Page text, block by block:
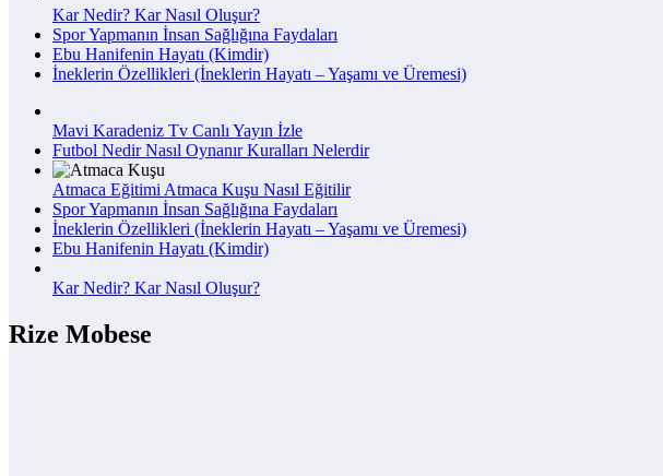
Kar Nedir? Kar Nasıl Oluşur?
Spor Yapmanın İnsan Sağlığına Faydaları
Ebu Hanifenin Hayatı (Kimdir)
İneklerin Özellikleri (İneklerin Hayatı – Yaşamı ve Üremesi)
Mavi Karadeniz Tv Canlı Yayın İzle
Futbol Nedir Nasıl Oynanır Kuralları Nelerdir
Atmaca Eğitimi Atmaca Kuşu Nasıl Eğitilir
Spor Yapmanın İnsan Sağlığına Faydaları
İneklerin Özellikleri (İneklerin Hayatı – Yaşamı ve Üremesi)
Ebu Hanifenin Hayatı (Kimdir)
Kar Nedir? Kar Nasıl Oluşur?
Rize Mobese